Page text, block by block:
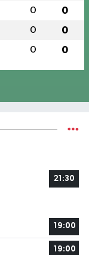
0 0
0 0
0 0
21:30
19:00
19:00